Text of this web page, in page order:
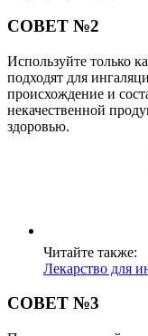
СОВЕТ №2
Используйте только
подходят для
происхождение и
некачественной
здоровью.
Читайте также:
Лекарство для
СОВЕТ №3